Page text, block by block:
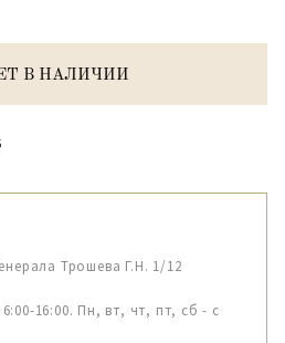
В НАЛИЧИИ
Трошева Г.Н. 1/12
16:00. Пн, вт, чт, пт, сб - с